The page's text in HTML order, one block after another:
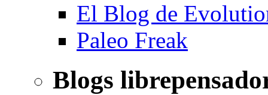
El Blog de
Paleo Freak
Blogs